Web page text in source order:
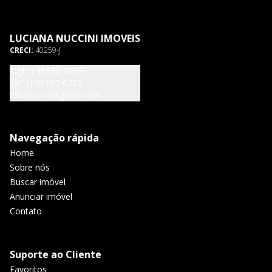
LUCIANA NUCCINI IMOVEIS
CRECI: 40259-J
Navegação rápida
Home
Sobre nós
Buscar imóvel
Anunciar imóvel
Contato
Suporte ao Cliente
Favoritos